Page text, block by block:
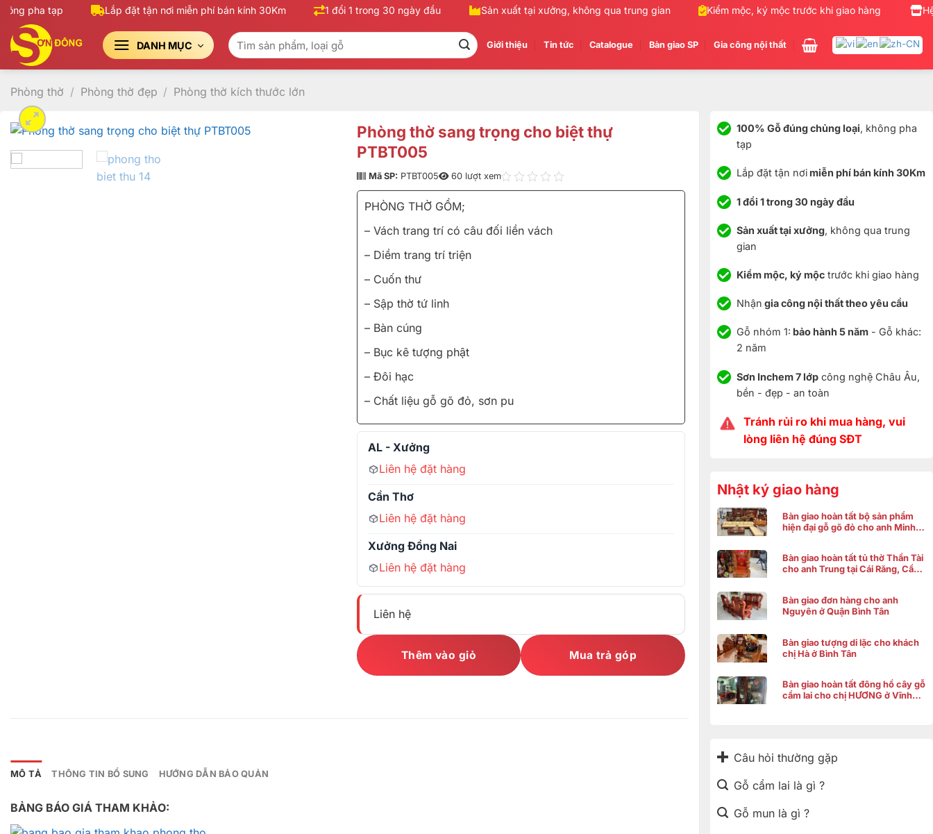
Bỏ
nội
dung
pha tạp Lắp đặt tận nơi miễn phí bán kính 30Km 1 đổi 1 trong 30 ngày đầu Sản xuất tại xưởng, không qua trung gian Kiểm mộc, ký mộc trước khi giao hàng
DANH MỤC
Tìm
kiếm:
Giới thiệu Tin tức Catalogue Bàn giao SP Gia công nội thất
Phòng thờ / Phòng thờ đẹp / Phòng thờ kích thước lớn
100% Gỗ đúng chủng loại, không pha
tạp
Lắp đặt tận nơimiễn phí bán kính 30Km
1 đổi 1 trong 30 ngày đầu
Sản xuất tại xưởng, không qua trung
gian
Kiểm mộc, ký mộctrước khi giao hàng
Nhận gia công nội thất theo yêu cầu
Gỗ nhóm 1: bảo hành 5 năm- Gỗ khác:
2 năm
Sơn Inchem 7 lớpcông nghệ Châu Âu,
bền - đẹp - an toàn
Tránh rủi ro khi mua hàng, vui
lòng liên hệ đúng SĐT
Nhật ký giao hàng
Bàn giao hoàn tất bộ sản phẩm
hiện đại gỗ gõ đỏ cho anh Minh ở
Bàn giao hoàn tất tủ thờ Thần Tài
cho anh Trung tại Cái Răng, Cần
Bàn giao đơn hàng cho anh
Nguyên ở Quận Bình Tân
Bàn giao tượng di lặc cho khách
chị Hà ở Bình Tân
Bàn giao hoàn tất đông hồ cây gỗ
cẩm lai cho chị HƯƠNG ở Vĩnh
Câu hỏi thường gặp
Gỗ cẩm lai là gì ?
Gỗ mun là gì ?
Phòng thờ sang trọng cho biệt thự
PTBT005
Mã SP: PTBT005 60 lượt xem
PHÒNG THỜ GỒM;
– Vách trang trí có câu đối liền vách
– Diềm trang trí triện
– Cuốn thư
– Sập thờ tứ linh
– Bàn cúng
– Bục kê tượng phật
– Đôi hạc
– Chất liệu gỗ gõ đỏ, sơn pu
AL - Xưởng
Liên hệ đặt hàng
Cần Thơ
Liên hệ đặt hàng
Xưởng Đồng Nai
Liên hệ đặt hàng
Liên hệ
Thêm vào giỏ Mua trả góp
MÔ TẢ THÔNG TIN BỔ SUNG HƯỚNG DẪN BẢO QUẢN
BẢNG BÁO GIÁ THAM KHẢO: